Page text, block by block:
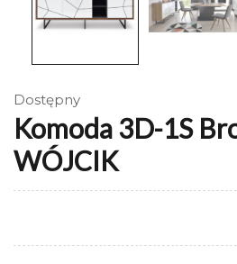
Dostępny
Komoda 3D-1S
WÓJCIK